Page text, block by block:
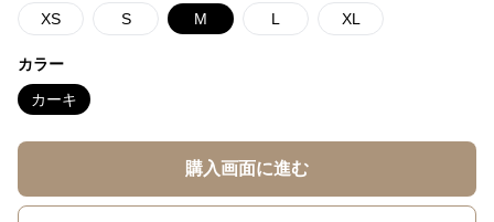
XS S M L XL
カラー
カーキ
購入画面に進む